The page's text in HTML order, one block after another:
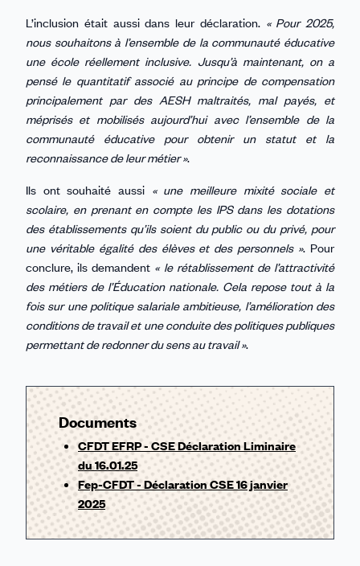
L’inclusion était aussi dans leur déclaration. « Pour 2025,
nous souhaitons à l’ensemble de la communauté éducative
une école réellement inclusive. Jusqu’à maintenant, on a
pensé le quantitatif associé au principe de compensation
principalement par des AESH maltraités, mal payés, et
méprisés et mobilisés aujourd’hui avec l’ensemble de la
communauté éducative pour obtenir un statut et la
reconnaissance de leur métier ».
Ils ont souhaité aussi « une meilleure mixité sociale et
scolaire, en prenant en compte les IPS dans les dotations
des établissements qu’ils soient du public ou du privé, pour
une véritable égalité des élèves et des personnels ». Pour
conclure, ils demandent « le rétablissement de l’attractivité
des métiers de l’Éducation nationale. Cela repose tout à la
fois sur une politique salariale ambitieuse, l’amélioration des
conditions de travail et une conduite des politiques publiques
permettant de redonner du sens au travail ».
Documents
CFDT EFRP - CSE Déclaration Liminaire
du 16.01.25
Fep-CFDT - Déclaration CSE 16 janvier
2025